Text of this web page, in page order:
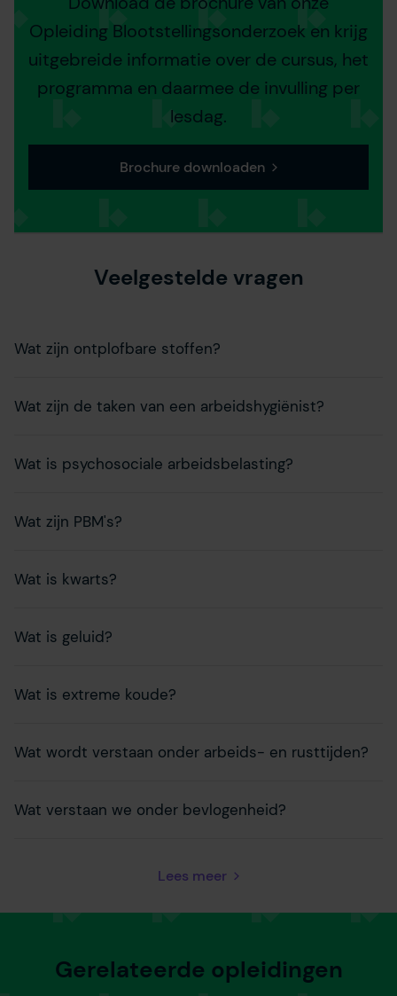
Opleiding Blootstellingsonderzoek en krijg
uitgebreide informatie over de cursus, het
programma en daarmee de invulling per
lesdag.
Brochure downloaden
Veelgestelde vragen
Wat zijn ontplofbare stoffen?
Wat zijn de taken van een arbeidshygiënist?
Wat is psychosociale arbeidsbelasting?
Wat zijn PBM's?
Wat is kwarts?
Wat is geluid?
Wat is extreme koude?
Wat wordt verstaan onder arbeids- en rusttijden?
Wat verstaan we onder bevlogenheid?
Lees meer
Gerelateerde opleidingen